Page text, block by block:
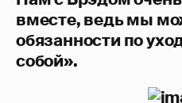
вместе, ведь мы
обязанности по
собой».